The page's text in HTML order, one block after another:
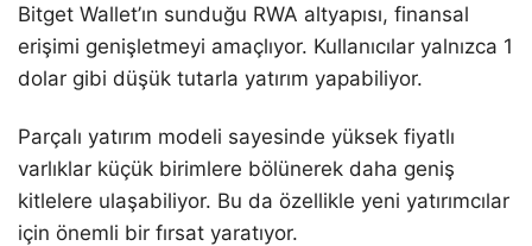
Bitget Wallet’ın sunduğu RWA altyapısı, finansal
erişimi genişletmeyi amaçlıyor. Kullanıcılar yalnızca 1
dolar gibi düşük tutarla yatırım yapabiliyor.
Parçalı yatırım modeli sayesinde yüksek fiyatlı
varlıklar küçük birimlere bölünerek daha geniş
kitlelere ulaşabiliyor. Bu da özellikle yeni yatırımcılar
için önemli bir fırsat yaratıyor.